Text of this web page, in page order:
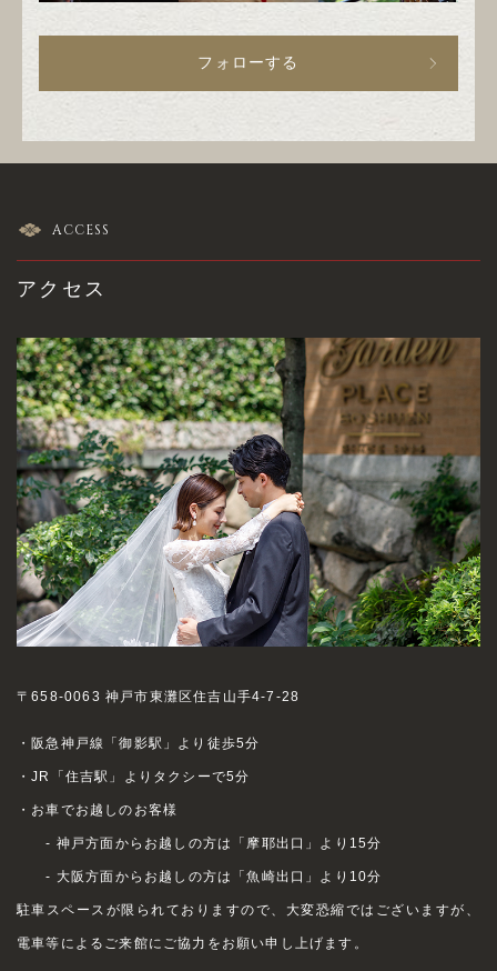
フォローする
ACCESS
アクセス
〒658-0063 神戸市東灘区住吉山手4-7-28
・阪急神戸線「御影駅」より徒歩5分
・JR「住吉駅」よりタクシーで5分
・お車でお越しのお客様
- 神戸方面からお越しの方は「摩耶出口」より15分
- 大阪方面からお越しの方は「魚崎出口」より10分
駐車スペースが限られておりますので、大変恐縮ではございますが、
電車等によるご来館にご協力をお願い申し上げます。